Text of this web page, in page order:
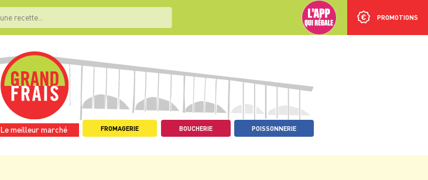
PROMOTIONS
Le meilleur marché FROMAGERIE BOUCHERIE POISSONNERIE